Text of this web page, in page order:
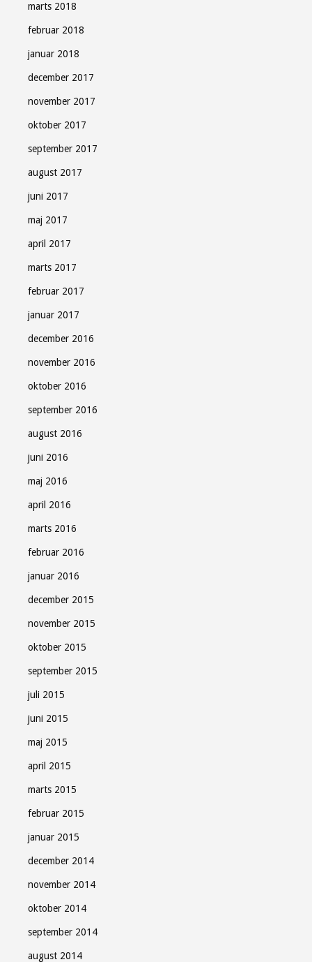
marts 2018
februar 2018
januar 2018
december 2017
november 2017
oktober 2017
september 2017
august 2017
juni 2017
maj 2017
april 2017
marts 2017
februar 2017
januar 2017
december 2016
november 2016
oktober 2016
september 2016
august 2016
juni 2016
maj 2016
april 2016
marts 2016
februar 2016
januar 2016
december 2015
november 2015
oktober 2015
september 2015
juli 2015
juni 2015
maj 2015
april 2015
marts 2015
februar 2015
januar 2015
december 2014
november 2014
oktober 2014
september 2014
august 2014